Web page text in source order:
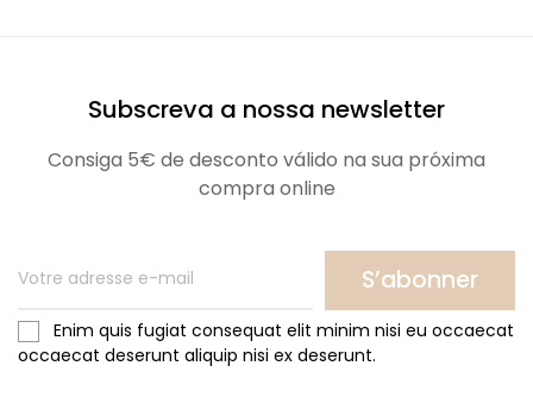
Subscreva a nossa newsletter
Consiga 5€ de desconto válido na sua próxima
compra online
S’abonner
Enim quis fugiat consequat elit minim nisi eu occaecat
occaecat deserunt aliquip nisi ex deserunt.